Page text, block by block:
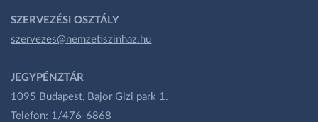
SZERVEZÉSI OSZTÁLY
szervezes@nemzetiszinhaz.hu
JEGYPÉNZTÁR
1095 Budapest, Bajor Gizi park 1.
Telefon: 1/476-6868